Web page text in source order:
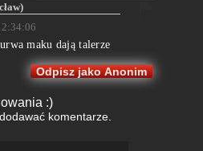
maku dają talerze
Odpisz jako Anonim
:)
komentarze.